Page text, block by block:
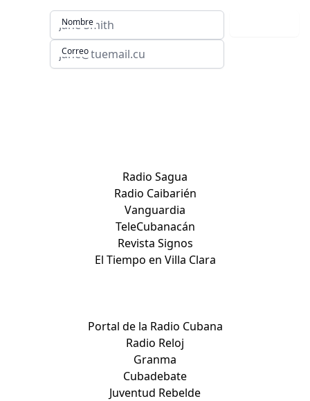
Nombre
Correo
Radio Sagua
Radio Caibarién
Vanguardia
TeleCubanacán
Revista Signos
El Tiempo en Villa Clara
Portal de la Radio Cubana
Radio Reloj
Granma
Cubadebate
Juventud Rebelde